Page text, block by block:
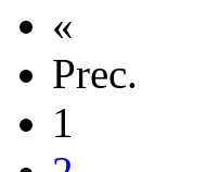
«
Prec.
1